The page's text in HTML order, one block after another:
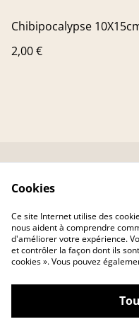
Chibipocalypse
2,00 €
Cookies
Ce site Internet utilise des
nous aident à comprendre
d'améliorer votre expérience.
et contrôler la façon dont ils
cookies ». Vous pouvez